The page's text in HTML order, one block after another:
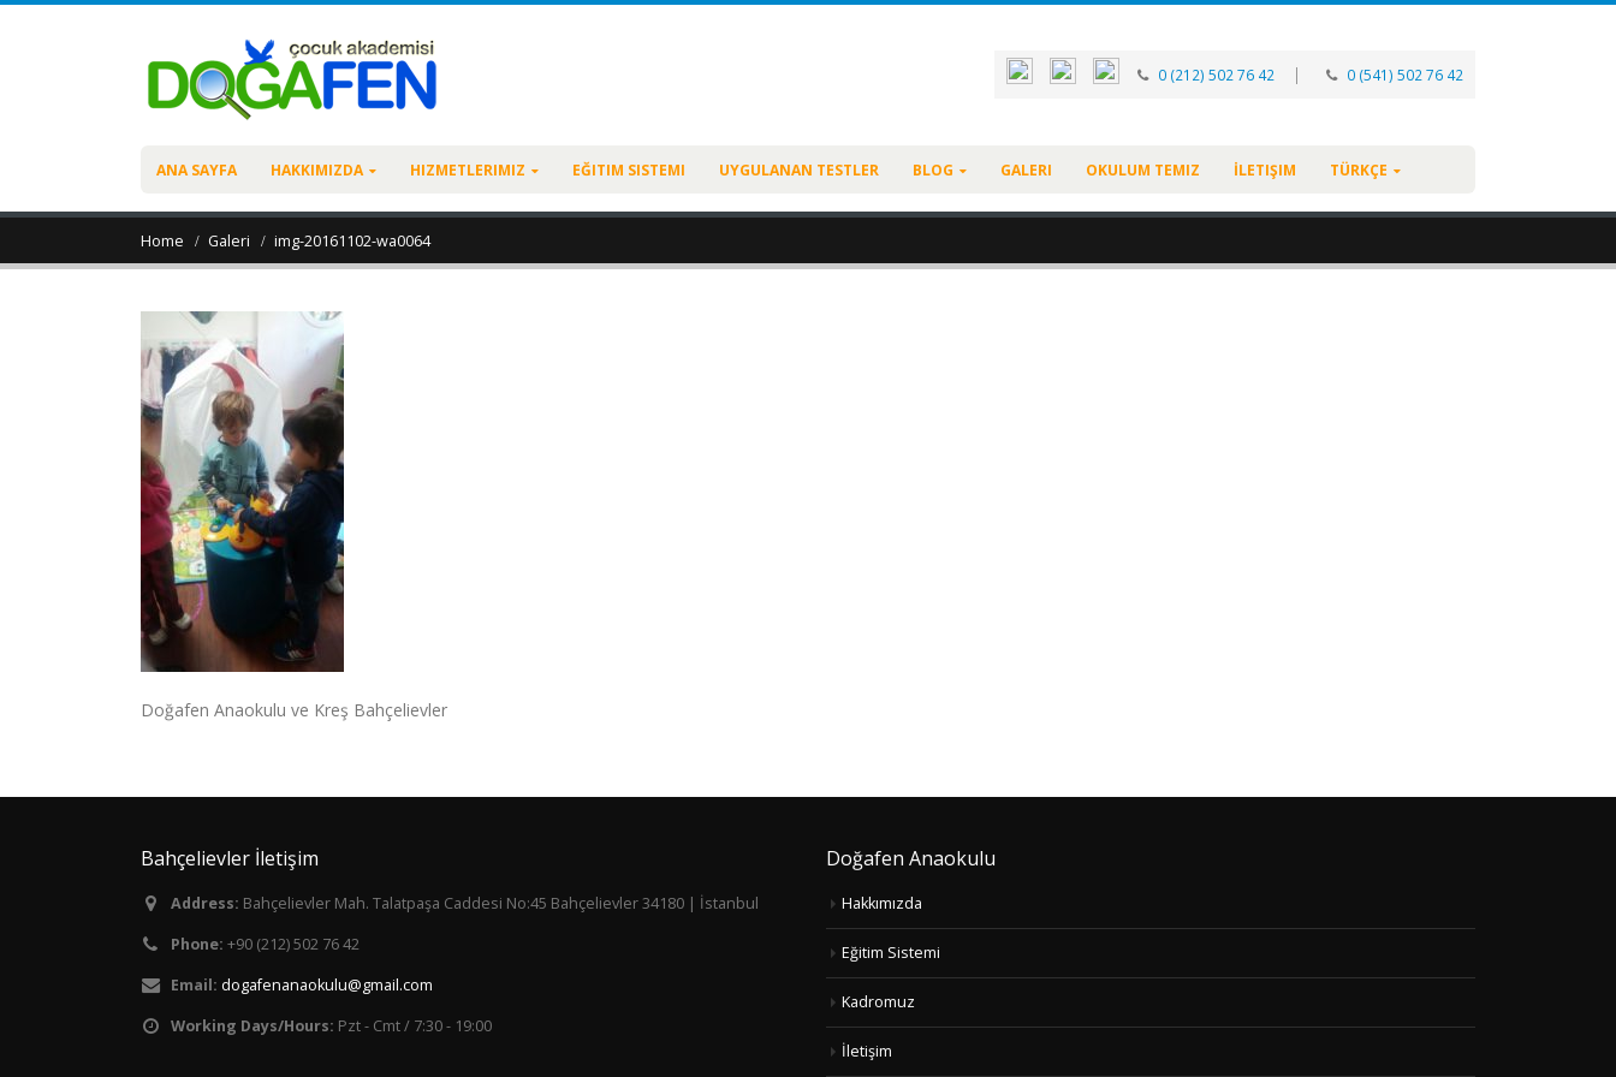
0 (212) 502 76 42 | 0 (541) 502 76 42
ANA SAYFA HAKKIMIZDA HIZMETLERIMIZ EĞITIM SISTEMI UYGULANAN TESTLER BLOG GALERI OKULUM TEMIZ İLETIŞIM TÜRKÇE
Home Galeri img-20161102-wa0064
Doğafen Anaokulu ve Kreş Bahçelievler
Bahçelievler İletişim
Address: Bahçelievler Mah. Talatpaşa Caddesi No:45 Bahçelievler 34180 | İstanbul
Phone: +90 (212) 502 76 42
Email: dogafenanaokulu@gmail.com
Working Days/Hours: Pzt - Cmt / 7:30 - 19:00
Doğafen Anaokulu
Hakkımızda
Eğitim Sistemi
Kadromuz
İletişim